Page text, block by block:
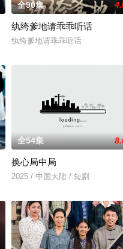
全90集
纨绔爹地请乖乖听话
纨绔爹地请乖乖听话
全54集
换心局中局
2025 / 中国大陆 / 短剧